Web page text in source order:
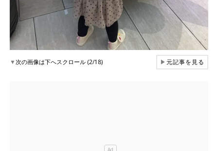
▼次の画像は下へスクロール (2/18) ▶元記事を見る